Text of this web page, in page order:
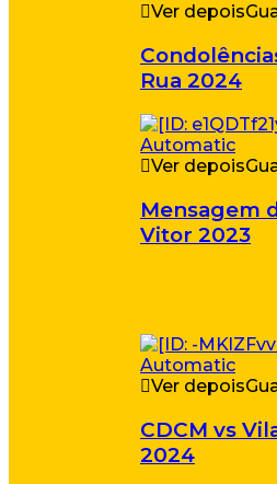
Ver depois
Rua 2024
Ver depois
Mensagem
Vitor 2023
Ver depois
CDCM vs
2024